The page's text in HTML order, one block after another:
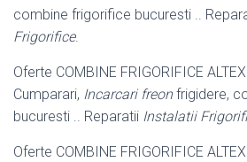
combine frigorifice bucuresti ..
Frigorifice.
Oferte COMBINE FRIGORIFICE ALTEX
Cumparari, Incarcari freonfrigidere,
bucuresti .. Reparatii Instalatii
Oferte COMBINE FRIGORIFICE